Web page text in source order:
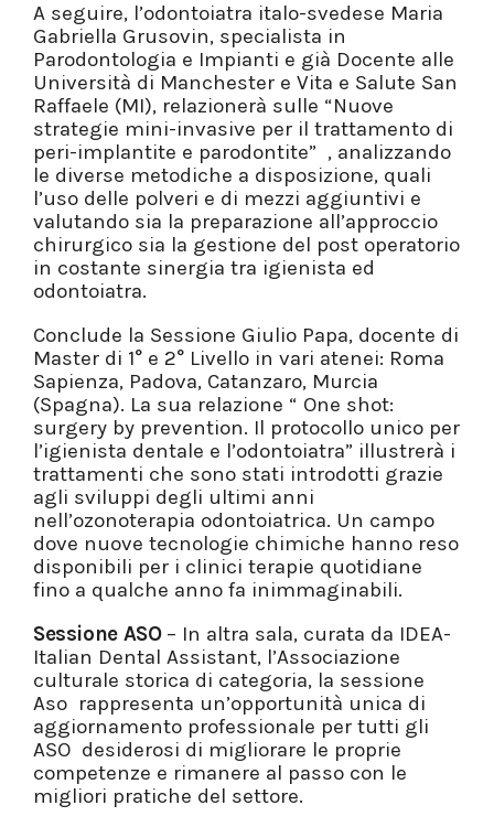
A seguire, l’odontoiatra italo-svedese Maria
Gabriella Grusovin, specialista in
Parodontologia e Impianti e già Docente alle
Università di Manchester e Vita e Salute San
Raffaele (MI), relazionerà sulle “Nuove
strategie mini-invasive per il trattamento di
peri-implantite e parodontite” , analizzando
le diverse metodiche a disposizione, quali
l’uso delle polveri e di mezzi aggiuntivi e
valutando sia la preparazione all’approccio
chirurgico sia la gestione del post operatorio
in costante sinergia tra igienista ed
odontoiatra.
Conclude la Sessione Giulio Papa, docente di
Master di 1° e 2° Livello in vari atenei: Roma
Sapienza, Padova, Catanzaro, Murcia
(Spagna). La sua relazione “ One shot:
surgery by prevention. Il protocollo unico per
l’igienista dentale e l’odontoiatra” illustrerà i
trattamenti che sono stati introdotti grazie
agli sviluppi degli ultimi anni
nell’ozonoterapia odontoiatrica. Un campo
dove nuove tecnologie chimiche hanno reso
disponibili per i clinici terapie quotidiane
fino a qualche anno fa inimmaginabili.
Sessione ASO– In altra sala, curata da IDEA-
Italian Dental Assistant, l’Associazione
culturale storica di categoria, la sessione
Aso rappresenta un’opportunità unica di
aggiornamento professionale per tutti gli
ASO desiderosi di migliorare le proprie
competenze e rimanere al passo con le
migliori pratiche del settore.